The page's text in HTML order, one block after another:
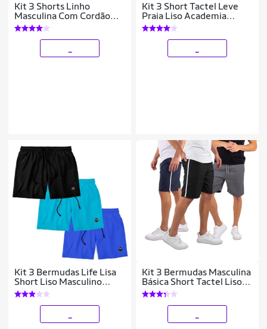
Kit 3 Shorts Linho
Masculina Com Cordão
Bermuda Casual Verão
Kit 3 Short Tactel Leve
Praia Liso Academia
Bermuda Masculina
Kit 3 Bermudas Life Lisa
Short Liso Masculino
Básico Mauricinho Tactel
Kit 3 Bermudas Masculina
Básica Short Tactel Liso
Academia Treino Popular